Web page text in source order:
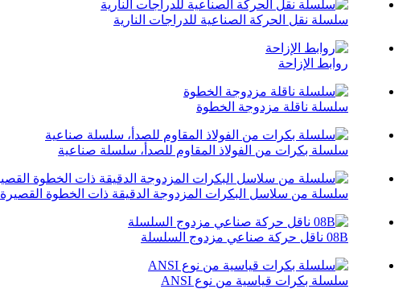
سلسلة نقل الحركة الصناعية للدراجات النارية
روابط الإزاحة
سلسلة ناقلة مزدوجة الخطوة
سلسلة بكرات من الفولاذ المقاوم للصدأ، سلسلة صناعية
سلسلة من سلاسل البكرات المزدوجة الدقيقة ذات الخطوة القصيرة
08B ناقل حركة صناعي مزدوج السلسلة
سلسلة بكرات قياسية من نوع ANSI